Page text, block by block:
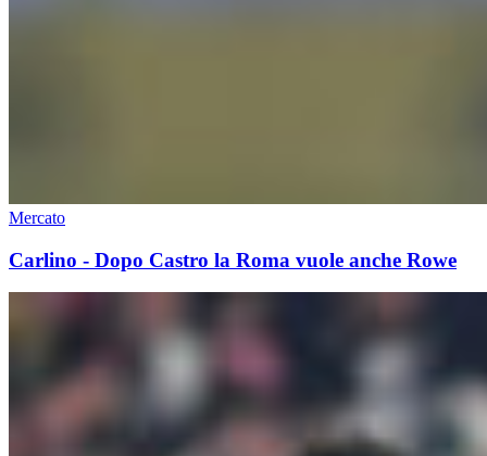
Mercato
Carlino - Dopo Castro la Roma vuole anche Rowe